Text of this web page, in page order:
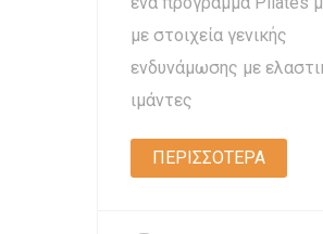
με στοιχεία γενικής
ενδυνάμωσης με
ιμάντες
ΠΕΡΙΣΣΟΤΕΡΑ